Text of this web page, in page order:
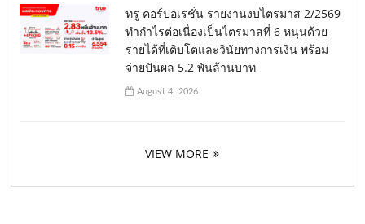
ทรู คอร์ปอเรชั่น รายงานงบไตรมาส 2/2569
ทำกำไรต่อเนื่องเป็นไตรมาสที่ 6 หนุนด้วย
รายได้ที่เติบโตและวินัยทางการเงิน พร้อม
จ่ายปันผล 5.2 พันล้านบาท
August 4, 2026
VIEW MORE